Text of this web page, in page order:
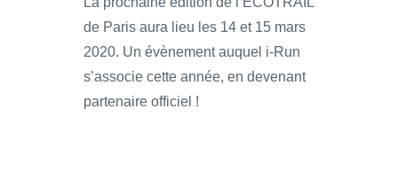
de Paris aura lieu les 14 et 15 mars
2020. Un évènement auquel i-Run
s’associe cette année, en devenant
partenaire officiel !